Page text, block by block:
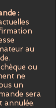
:
au
ou
ne
un
sera
annulée.